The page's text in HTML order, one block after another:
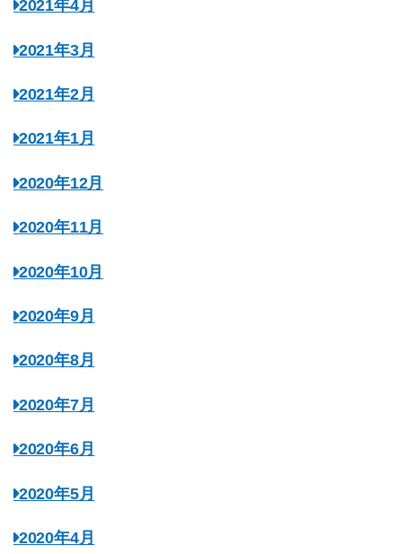
2021年4月
2021年3月
2021年2月
2021年1月
2020年12月
2020年11月
2020年10月
2020年9月
2020年8月
2020年7月
2020年6月
2020年5月
2020年4月